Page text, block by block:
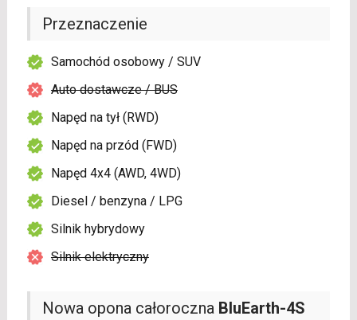
Nowa opona całoroczna BluEarth-4S
Przeznaczenie
Samochód osobowy / SUV
Auto dostawcze / BUS
Napęd na tył (RWD)
Napęd na przód (FWD)
Napęd 4x4 (AWD, 4WD)
Diesel / benzyna / LPG
Silnik hybrydowy
Silnik elektryczny